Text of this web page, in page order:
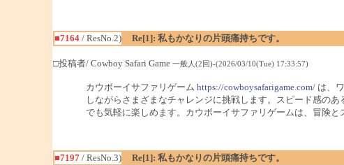
■7164/ ResNo.2)
Re[1]: 私もかなりの片頭痛持ちです。
□投稿者/ Cowboy Safari Game 一般人(2回)-(2026/03/10(Tue) 17:33:57)
カウボーイサファリゲーム https://cowboysafarigame.com/は、
しながらさまざまなチャレンジに挑戦します。スピード感の
でも気軽に楽しめます。カウボーイサファリゲームは、冒険
■7197/ ResNo.3)
Re[1]: 私もかなりの片頭痛持ちです。